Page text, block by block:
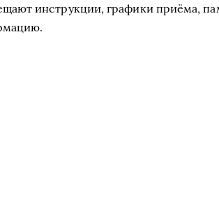
инструкции, графики приёма,